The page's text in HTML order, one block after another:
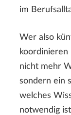
im
Wer also
nicht mehr
sondern ein
welches
notwendig